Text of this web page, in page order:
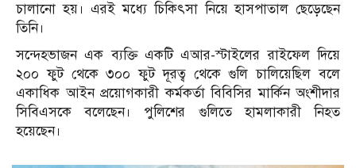
চালানো হয়। এরই মধ্যে চিকিৎসা নিয়ে হাসপাতাল ছেড়েছেন
তিনি।
সন্দেহভাজন এক ব্যক্তি একটি এআর-স্টাইলের রাইফেল দিয়ে
২০০ ফুট থেকে ৩০০ ফুট দূরত্ব থেকে গুলি চালিয়েছিল বলে
একাধিক আইন প্রয়োগকারী কর্মকর্তা বিবিসির মার্কিন অংশীদার
সিবিএসকে বলেছেন। পুলিশের গুলিতে হামলাকারী নিহত
হয়েছেন।